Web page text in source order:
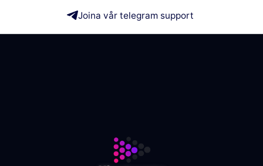
Joina vår telegram support